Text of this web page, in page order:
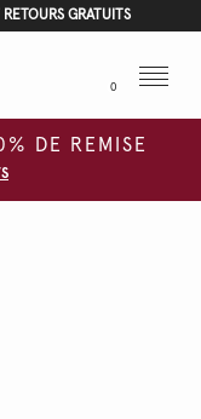
GRATUITS
0
Menu
DE REMISE